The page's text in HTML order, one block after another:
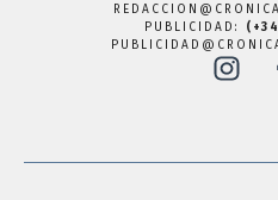
PUBLICIDAD: